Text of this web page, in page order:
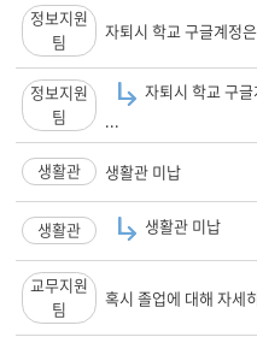
정보지원
팀
자퇴시 학교 구글계정
정보지원
팀
자퇴시 학교 구
...
생활관 생활관 미납
생활관 생활관 미납
교무지원
팀
혹시 졸업에 대해 자세